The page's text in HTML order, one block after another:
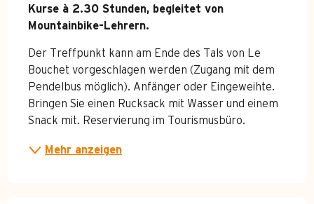
Kurse à 2.30 Stunden, begleitet von
Mountainbike-Lehrern.
Der Treffpunkt kann am Ende des Tals von Le
Bouchet vorgeschlagen werden (Zugang mit dem
Pendelbus möglich). Anfänger oder Eingeweihte.
Bringen Sie einen Rucksack mit Wasser und einem
Snack mit. Reservierung im Tourismusbüro.
Mehr anzeigen